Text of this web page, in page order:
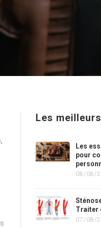
Les
Les
pour
08/08/
Traiter
07/08/